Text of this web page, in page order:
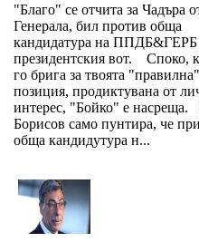
"Благо" се отчита за Чадъра
Генерала, бил против обща
кандидатура на ППДБ&ГЕРБ
президентския вот. Споко,
го брига за твоята "правилна"
позиция, продиктувана от
интерес, "Бойко" е насреща.
Борисов само пунтира, че
обща кандидутура н...